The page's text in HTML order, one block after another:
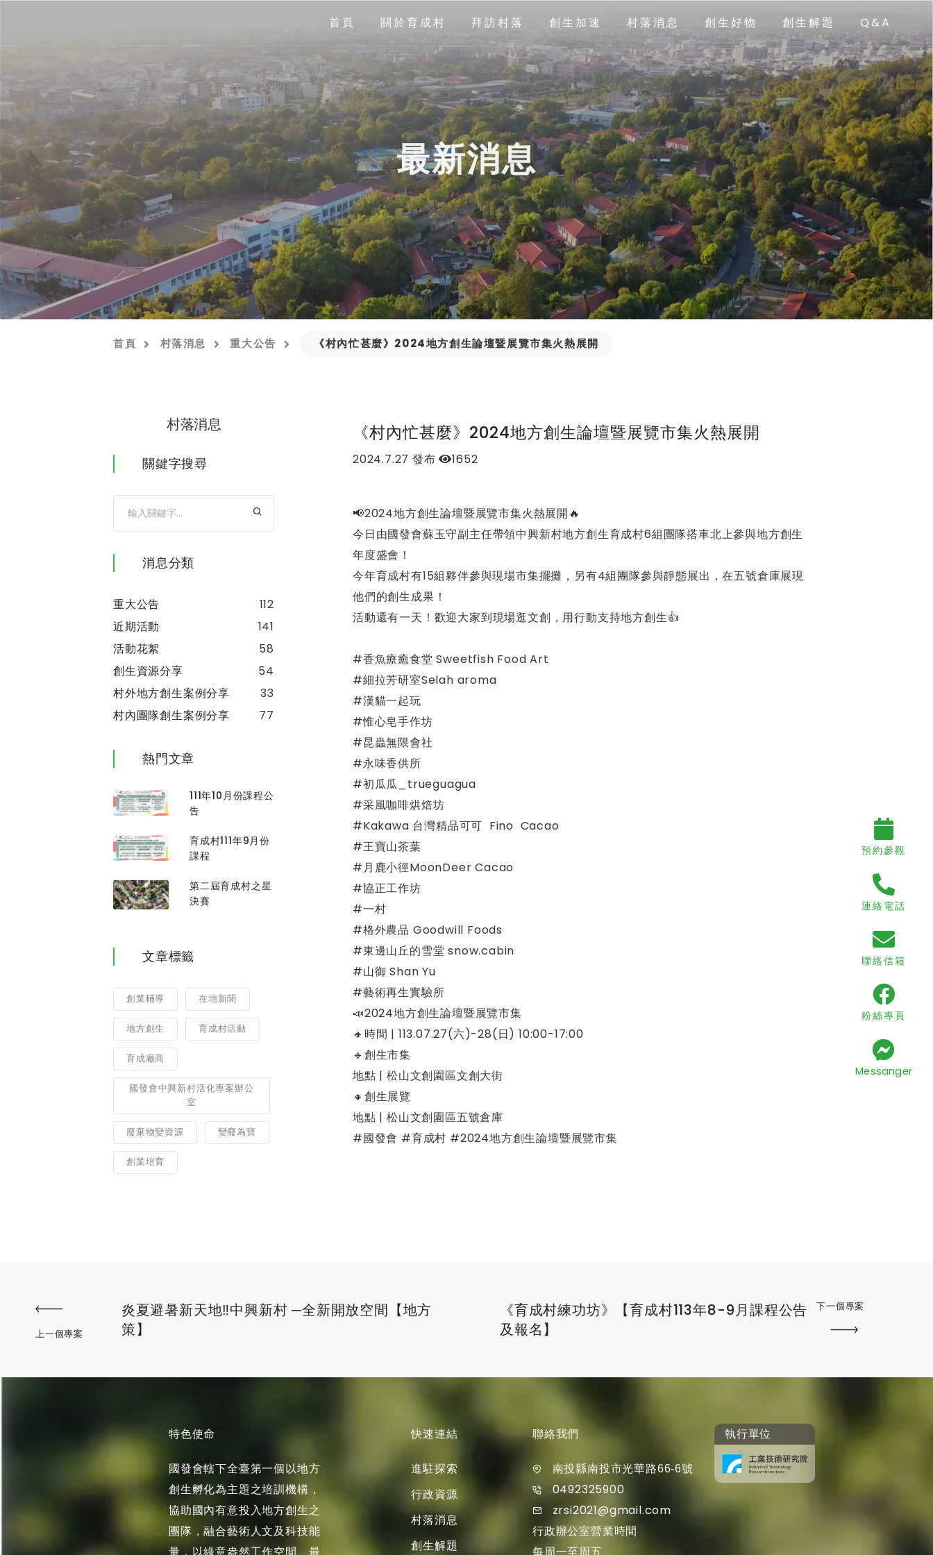
首頁 關於育成村 拜訪村落 創生加速 村落消息 創生好物 創生解題 Q&A
最新消息
首頁 村落消息 重大公告 《村內忙甚麼》2024地方創生論壇暨展覽市集火熱展開
村落消息
關鍵字搜尋
消息分類
重大公告
112
近期活動
141
活動花絮
58
創生資源分享
54
村外地方創生案例分享
33
村內團隊創生案例分享
77
熱門文章
111年10月份課程公
告
育成村111年9月份
課程
第二屆育成村之星
決賽
文章標籤
創業輔導 在地新聞
地方創生 育成村活動
育成廠商
國發會中興新村活化專案辦公
室
廢棄物變資源 變廢為寶
創業培育
《村內忙甚麼》2024地方創生論壇暨展覽市集火熱展開
2024.7.27 發布 1652
📢2024地方創生論壇暨展覽市集火熱展開🔥
今日由國發會蘇玉守副主任帶領中興新村地方創生育成村6組團隊搭車北上參與地方創生
年度盛會！
今年育成村有15組夥伴參與現場市集擺攤，另有4組團隊參與靜態展出，在五號倉庫展現
他們的創生成果！
活動還有一天！歡迎大家到現場逛文創，用行動支持地方創生👍
#香魚療癒食堂 Sweetfish Food Art
#細拉芳研室Selah aroma
#漢貓一起玩
#惟心皂手作坊
#昆蟲無限會社
#永味香供所️
#初瓜瓜_trueguagua
#采風咖啡烘焙坊
#Kakawa 台灣精品可可 Fino Cacao
#王寶山茶葉
#月鹿小徑MoonDeer Cacao
#協正工作坊
#一村
#格外農品 Goodwill Foods
#東邊山丘的雪堂 snow.cabin
#山御 Shan Yu
#藝術再生實驗所
📣2024地方創生論壇暨展覽市集
🔸時間 | 113.07.27(六)-28(日) 10:00-17:00
🔹創生市集
地點 | 松山文創園區文創大街
🔸創生展覽
地點 | 松山文創園區五號倉庫
#國發會 #育成村 #2024地方創生論壇暨展覽市集
上一個專案
炎夏避暑新天地‼️中興新村 ─全新開放空間【地方
策】
《育成村練功坊》【育成村113年8-9月課程公告
及報名】
下一個專案
預約參觀
連絡電話
聯絡信箱
粉絲專頁
Messanger
特色使命
國發會轄下全臺第一個以地方
創生孵化為主題之培訓機構，
協助國內有意投入地方創生之
團隊，融合藝術人文及科技能
量，以綠意盎然工作空間、最
快速連結
進駐探索
行政資源
村落消息
創生解題
聯絡我們
南投縣南投市光華路66-6號
0492325900
zrsi2021@gmail.com
行政辦公室營業時間
執行單位